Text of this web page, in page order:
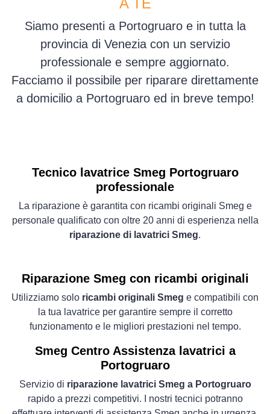
A TE
Siamo presenti a Portogruaro e in tutta la
provincia di Venezia con un servizio
professionale e sempre aggiornato.
Facciamo il possibile per riparare direttamente
a domicilio a Portogruaro ed in breve tempo!
Tecnico lavatrice Smeg Portogruaro
professionale
La riparazione è garantita con ricambi originali Smeg e
personale qualificato con oltre 20 anni di esperienza nella
riparazione di lavatrici Smeg.
Riparazione Smeg con ricambi originali
Utilizziamo solo ricambi originali Smeg e compatibili con
la tua lavatrice per garantire sempre il corretto
funzionamento e le migliori prestazioni nel tempo.
Smeg Centro Assistenza lavatrici a
Portogruaro
Servizio di riparazione lavatrici Smeg a Portogruaro
rapido a prezzi competitivi. I nostri tecnici potranno